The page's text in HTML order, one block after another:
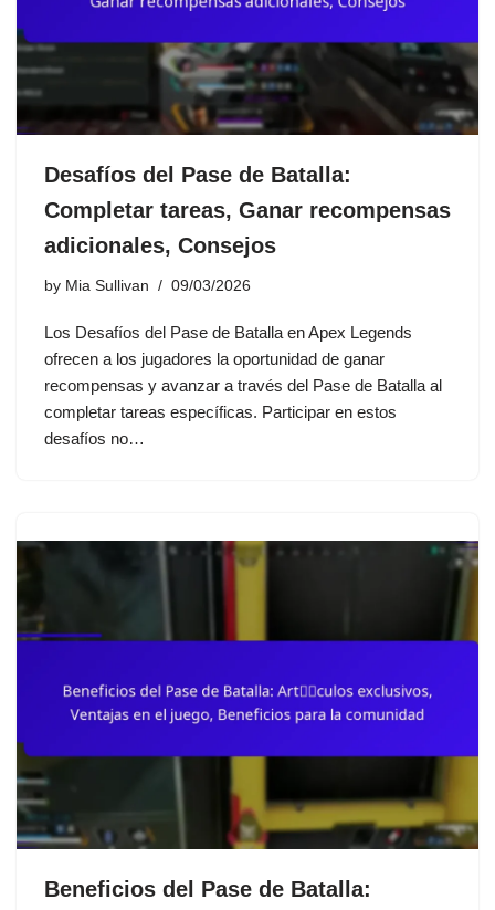
Desafíos del Pase de Batalla:
Completar tareas, Ganar recompensas
adicionales, Consejos
by Mia Sullivan 09/03/2026
Los Desafíos del Pase de Batalla en Apex Legends
ofrecen a los jugadores la oportunidad de ganar
recompensas y avanzar a través del Pase de Batalla al
completar tareas específicas. Participar en estos
desafíos no…
Beneficios del Pase de Batalla: